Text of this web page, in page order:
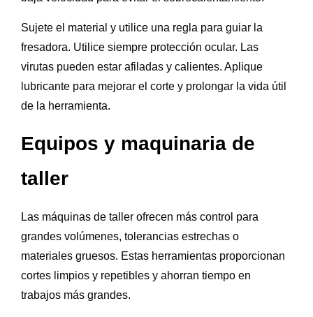
Sujete el material y utilice una regla para guiar la
fresadora. Utilice siempre protección ocular. Las
virutas pueden estar afiladas y calientes. Aplique
lubricante para mejorar el corte y prolongar la vida útil
de la herramienta.
Equipos y maquinaria de
taller
Las máquinas de taller ofrecen más control para
grandes volúmenes, tolerancias estrechas o
materiales gruesos. Estas herramientas proporcionan
cortes limpios y repetibles y ahorran tiempo en
trabajos más grandes.